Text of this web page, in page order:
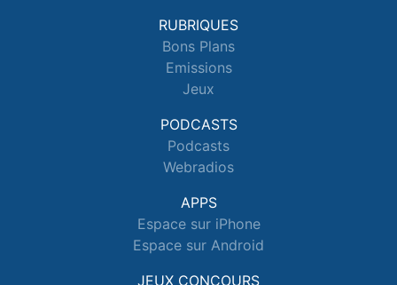
RUBRIQUES
Bons Plans
Emissions
Jeux
PODCASTS
Podcasts
Webradios
APPS
Espace sur iPhone
Espace sur Android
JEUX CONCOURS